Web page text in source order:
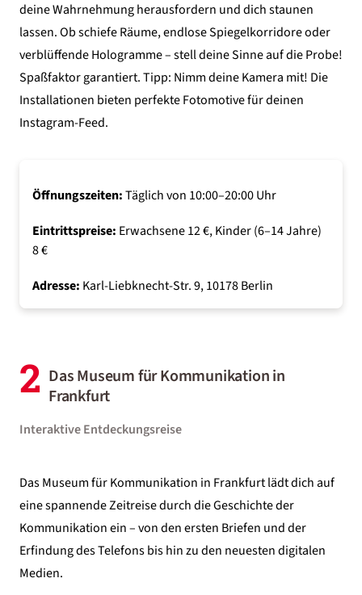
deine Wahrnehmung herausfordern und dich staunen
lassen. Ob schiefe Räume, endlose Spiegelkorridore oder
verblüffende Hologramme – stell deine Sinne auf die Probe!
Spaßfaktor garantiert. Tipp: Nimm deine Kamera mit! Die
Installationen bieten perfekte Fotomotive für deinen
Instagram-Feed.
Öffnungszeiten:Täglich von 10:00–20:00 Uhr
Eintrittspreise: Erwachsene 12 €, Kinder (6–14 Jahre)
8 €
Adresse: Karl-Liebknecht-Str. 9, 10178 Berlin
2 Das Museum für Kommunikation in
Frankfurt
Interaktive Entdeckungsreise
Das Museum für Kommunikation in Frankfurtlädt dich auf
eine spannende Zeitreise durch die Geschichte der
Kommunikation ein – von den ersten Briefen und der
Erfindung des Telefons bis hin zu den neuesten digitalen
Medien.